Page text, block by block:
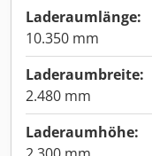
Laderaumlänge:
10.350 mm
Laderaumbreite:
2.480 mm
Laderaumhöhe: